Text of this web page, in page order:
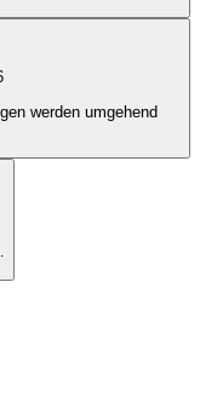
werden umgehend